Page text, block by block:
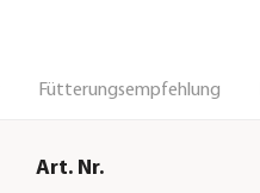
Fütterungsempfehlung
Art. Nr.